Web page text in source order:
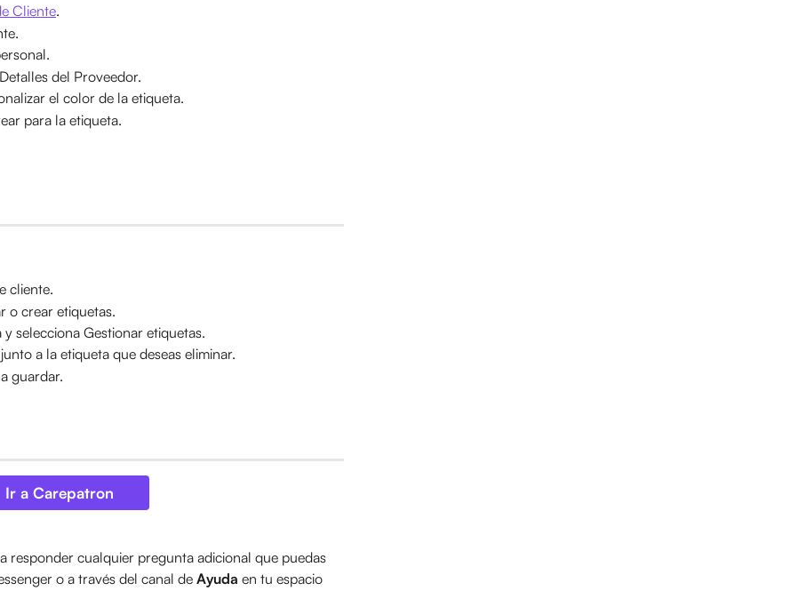
Cliente.
del Proveedor.
el color de la etiqueta.
para la etiqueta.
cliente.
o crear etiquetas.
selecciona Gestionar etiquetas.
a la etiqueta que deseas eliminar.
guardar.
Ir a Carepatron
responder cualquier pregunta adicional que puedas
o a través del canal de Ayuda en tu espacio